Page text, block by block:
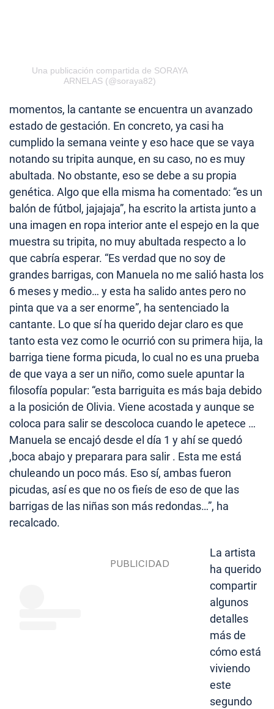
Una publicación compartida de SORAYA
ARNELAS (@soraya82)
momentos, la cantante se encuentra un avanzado
estado de gestación. En concreto, ya casi ha
cumplido la semana veinte y eso hace que se vaya
notando su tripita aunque, en su caso, no es muy
abultada. No obstante, eso se debe a su propia
genética. Algo que ella misma ha comentado: “es un
balón de fútbol, jajajaja”, ha escrito la artista junto a
una imagen en ropa interior ante el espejo en la que
muestra su tripita, no muy abultada respecto a lo
que cabría esperar. “Es verdad que no soy de
grandes barrigas, con Manuela no me salió hasta los
6 meses y medio… y esta ha salido antes pero no
pinta que va a ser enorme”, ha sentenciado la
cantante. Lo que sí ha querido dejar claro es que
tanto esta vez como le ocurrió con su primera hija, la
barriga tiene forma picuda, lo cual no es una prueba
de que vaya a ser un niño, como suele apuntar la
filosofía popular: “esta barriguita es más baja debido
a la posición de Olivia. Viene acostada y aunque se
coloca para salir se descoloca cuando le apetece …
Manuela se encajó desde el día 1 y ahí se quedó
,boca abajo y preparara para salir . Esta me está
chuleando un poco más. Eso sí, ambas fueron
picudas, así es que no os fieís de eso de que las
barrigas de las niñas son más redondas…”, ha
recalcado.
La artista
ha querido
compartir
algunos
detalles
más de
cómo está
viviendo
este
segundo